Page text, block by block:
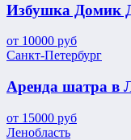
Избушка Домик
от 10000 руб
Санкт-Петербург
Аренда шатра в
от 15000 руб
Ленобласть